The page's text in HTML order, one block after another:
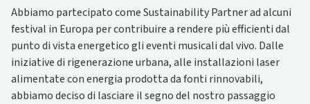
Abbiamo partecipato come Sustainability Partner ad alcuni
festival in Europa per contribuire a rendere più efficienti dal
punto di vista energetico gli eventi musicali dal vivo. Dalle
iniziative di rigenerazione urbana, alle installazioni laser
alimentate con energia prodotta da fonti rinnovabili,
abbiamo deciso di lasciare il segno del nostro passaggio